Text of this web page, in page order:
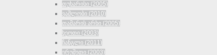
თუხარისი (2005)
ვაშლობი (2010)
თამარის არხი (2005)
ხეოთი (2003)
ჩანგლი (2011)
ერუშეთი (2003)